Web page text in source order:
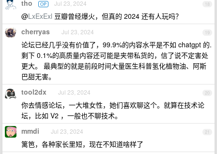
18
tho OP Jul 23, 2024
@LxExExl 豆瓣曾经爆火，但真的 2024 还有人玩吗？
19
cherryas Jul 23, 2024
论坛已经几乎没有价值了，99.9%的内容水平是不如 chatgpt 的.
剩下 0.1%的高质量内容还可能是夹带私货的，信了说不定害处
更大。 最典型的就是前段时间大量医生科普氢化植物油、阿斯
巴甜无害。
20
tool2dx Jul 23, 2024
你去情感论坛，一大堆女性，她们喜欢聊这个。就算在技术论
坛，比如 V2 ，一般也不聊技术。
21
mmdi Jul 23, 2024
篱笆，各种家长里短，现在不知道啥样了